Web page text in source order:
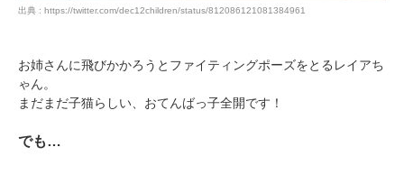
出典 : https://twitter.com/dec12children/status/812086121081384961
お姉さんに飛びかかろうとファイティングポーズをとるレイアち
ゃん。
まだまだ子猫らしい、おてんばっ子全開です！
でも…